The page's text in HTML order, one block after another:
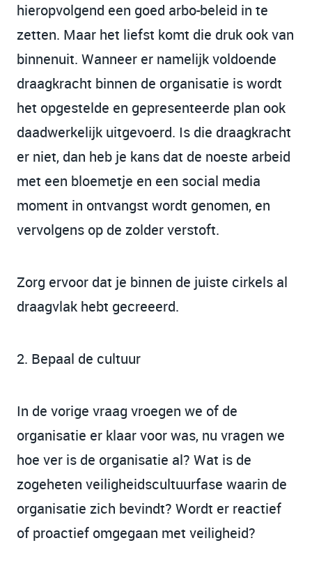
hieropvolgend een goed arbo-beleid in te
zetten. Maar het liefst komt die druk ook van
binnenuit. Wanneer er namelijk voldoende
draagkracht binnen de organisatie is wordt
het opgestelde en gepresenteerde plan ook
daadwerkelijk uitgevoerd. Is die draagkracht
er niet, dan heb je kans dat de noeste arbeid
met een bloemetje en een social media
moment in ontvangst wordt genomen, en
vervolgens op de zolder verstoft.
Zorg ervoor dat je binnen de juiste cirkels al
draagvlak hebt gecreeerd.
2. Bepaal de cultuur
In de vorige vraag vroegen we of de
organisatie er klaar voor was, nu vragen we
hoe ver is de organisatie al? Wat is de
zogeheten veiligheidscultuurfase waarin de
organisatie zich bevindt? Wordt er reactief
of proactief omgegaan met veiligheid?